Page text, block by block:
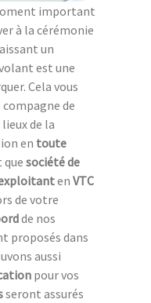
important
à la cérémonie
un
est une
Cela vous
de
de la
en toute
société de
en VTC
de votre
de nos
proposés dans
aussi
pour vos
seront assurés